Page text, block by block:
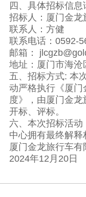
四、具体招标信息
招标人：厦门金
联系人：方健
联系电话：0592-
邮箱：
地址：厦门市海
五、招标方式: 本
动严格执行《厦门
度》，由厦门金
开标、评标。
六、本次招标活
中心拥有最终解释
厦门金龙旅行车
2024年12月20日